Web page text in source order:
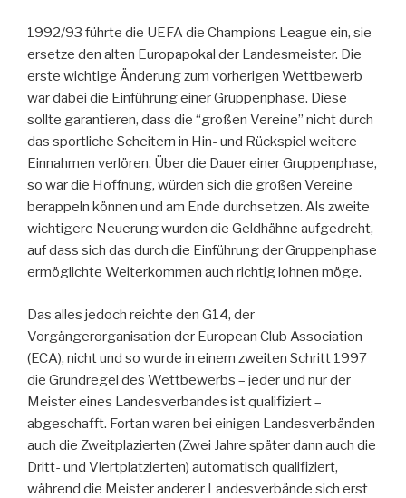
1992/93 führte die UEFA die Champions League ein, sie
ersetze den alten Europapokal der Landesmeister. Die
erste wichtige Änderung zum vorherigen Wettbewerb
war dabei die Einführung einer Gruppenphase. Diese
sollte garantieren, dass die “großen Vereine” nicht durch
das sportliche Scheitern in Hin- und Rückspiel weitere
Einnahmen verlören. Über die Dauer einer Gruppenphase,
so war die Hoffnung, würden sich die großen Vereine
berappeln können und am Ende durchsetzen. Als zweite
wichtigere Neuerung wurden die Geldhähne aufgedreht,
auf dass sich das durch die Einführung der Gruppenphase
ermöglichte Weiterkommen auch richtig lohnen möge.
Das alles jedoch reichte den G14, der
Vorgängerorganisation der European Club Association
(ECA), nicht und so wurde in einem zweiten Schritt 1997
die Grundregel des Wettbewerbs – jeder und nur der
Meister eines Landesverbandes ist qualifiziert –
abgeschafft. Fortan waren bei einigen Landesverbänden
auch die Zweitplazierten (Zwei Jahre später dann auch die
Dritt- und Viertplatzierten) automatisch qualifiziert,
während die Meister anderer Landesverbände sich erst